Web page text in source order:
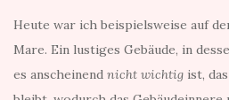
Heute war ich beispielsweise auf
Mare. Ein lustiges Gebäude, in
es anscheinend nicht wichtig ist,